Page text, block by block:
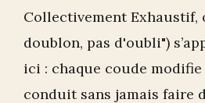
Collectivement Exhaustif,
doublon, pas d'oubli")
ici : chaque coude
conduit sans jamais faire